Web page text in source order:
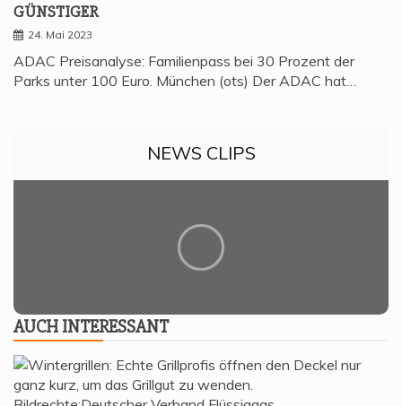
GÜNSTIGER
24. Mai 2023
ADAC Preisanalyse: Familienpass bei 30 Prozent der
Parks unter 100 Euro. München (ots) Der ADAC hat…
NEWS CLIPS
AUCH INTER­ES­SANT